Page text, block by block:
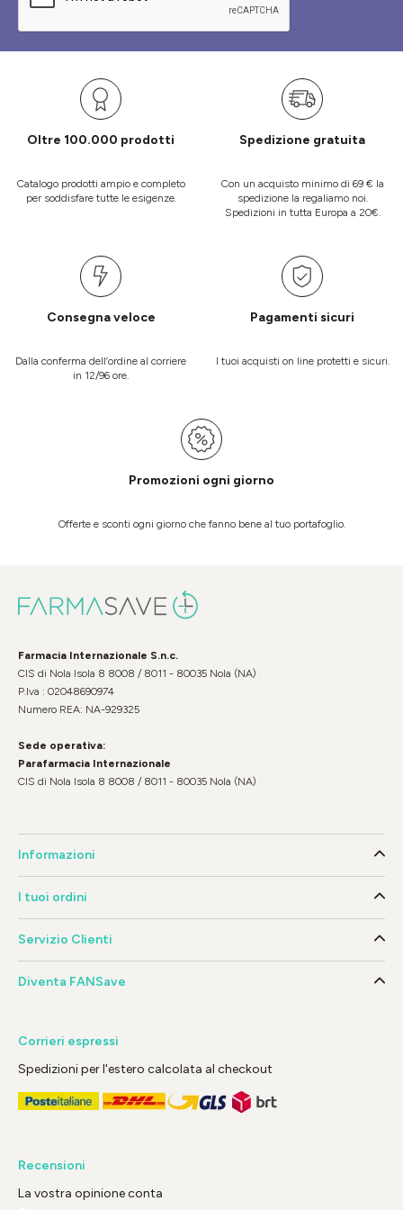
Oltre 100.000 prodotti
Catalogo prodotti ampio e completo
per soddisfare tutte le esigenze.
Spedizione gratuita
Con un acquisto minimo di 69 € la
spedizione la regaliamo noi.
Spedizioni in tutta Europa a 20€.
Consegna veloce
Dalla conferma dell’ordine al corriere
in 12/96 ore.
Pagamenti sicuri
I tuoi acquisti on line protetti e sicuri.
Promozioni ogni giorno
Offerte e sconti ogni giorno che fanno bene al tuo portafoglio.
Farmacia Internazionale S.n.c.
CIS di Nola Isola 8 8008 / 8011 - 80035 Nola (NA)
P.Iva : 02048690974
Numero REA: NA-929325
Sede operativa:
Parafarmacia Internazionale
CIS di Nola Isola 8 8008 / 8011 - 80035 Nola (NA)
Informazioni
I tuoi ordini
Servizio Clienti
Diventa FANSave
Corrieri espressi
Spedizioni per l'estero calcolata al checkout
Recensioni
La vostra opinione conta